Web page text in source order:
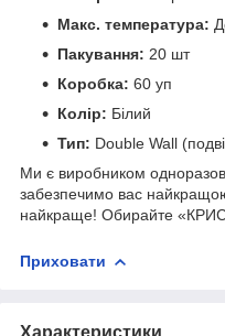
Макс. температура:
Пакування: 20 шт
Коробка: 60 уп
Колір: Білий
Тип: Double Wall
Ми є виробником
забезпечимо вас
найкраще! Обирайте
Приховати
Характеристики